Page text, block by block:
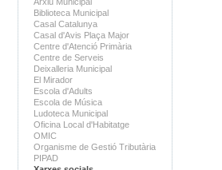
Biblioteca Municipal
Casal Catalunya
Casal d'Avis Plaça Major
Centre d'Atenció Primària
Centre de Serveis
Deixalleria Municipal
El Mirador
Escola d'Adults
Escola de Música
Ludoteca Municipal
Oficina Local d'Habitatge
OMIC
Organisme de Gestió Tributària
PIPAD